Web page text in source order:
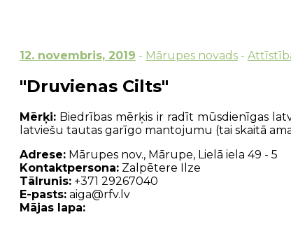
12. novembris, 2019 - Mārupes novads -
"Druvienas Cilts"
Mērķi: Biedrības mērķis ir radīt mūsdienīgas
latviešu tautas garīgo mantojumu (tai skaitā
Adrese: Mārupes nov., Mārupe, Lielā iela 49 - 5
Kontaktpersona: Zalpētere Ilze
Tālrunis: +371 29267040
E-pasts: aiga@rfv.lv
Mājas lapa: